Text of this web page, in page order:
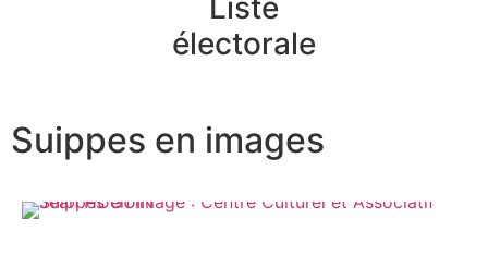
Liste
électorale
Suippes en images